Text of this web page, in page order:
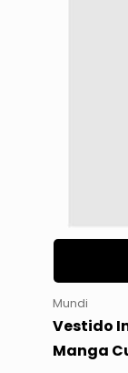
Mundi
Vestido
Manga